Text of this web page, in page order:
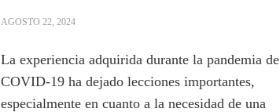
AGOSTO 22, 2024
La experiencia adquirida durante la pandemia de
COVID-19 ha dejado lecciones importantes,
especialmente en cuanto a la necesidad de una